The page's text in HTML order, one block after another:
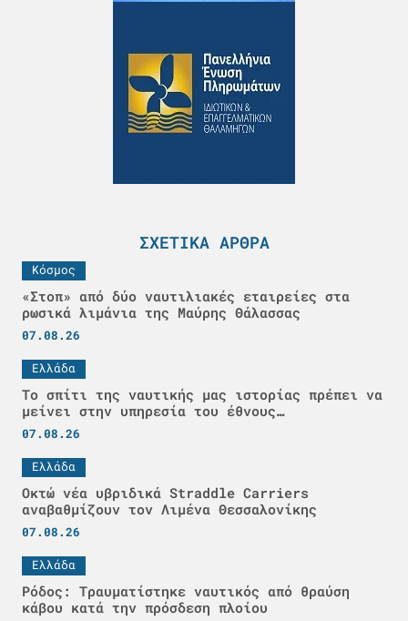
ΣΧΕΤΙΚΆ ΆΡΘΡΑ
Κόσμος
«Στοπ» από δύο ναυτιλιακές εταιρείες στα
ρωσικά λιμάνια της Μαύρης Θάλασσας
07.08.26
Ελλάδα
Το σπίτι της ναυτικής μας ιστορίας πρέπει να
μείνει στην υπηρεσία του έθνους…
07.08.26
Ελλάδα
Οκτώ νέα υβριδικά Straddle Carriers
αναβαθμίζουν τον Λιμένα Θεσσαλονίκης
07.08.26
Ελλάδα
Ρόδος: Τραυματίστηκε ναυτικός από θραύση
κάβου κατά την πρόσδεση πλοίου